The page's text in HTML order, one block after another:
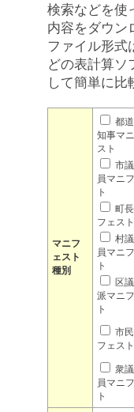
検索などを使
内容をダウン
ファイル形式
どの表計算ソ
して簡単に比
マニフ
ェスト
種別
都
知事マ
スト
市
員マニ
ト
町
フェスト
村
員マニ
ト
区
派マニ
ト
市
フェスト
衆
員マニ
ト